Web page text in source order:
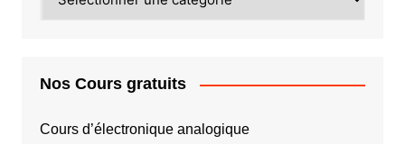
PAYS
Nos Cours gratuits
Cours d’électronique analogique